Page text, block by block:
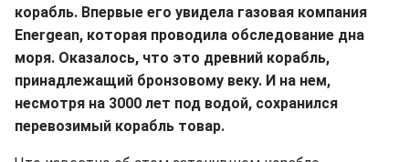
корабль. Впервые его увидела газовая компания
Energean, которая проводила обследование дна
моря. Оказалось, что это древний корабль,
принадлежащий бронзовому веку. И на нем,
несмотря на 3000 лет под водой, сохранился
перевозимый корабль товар.